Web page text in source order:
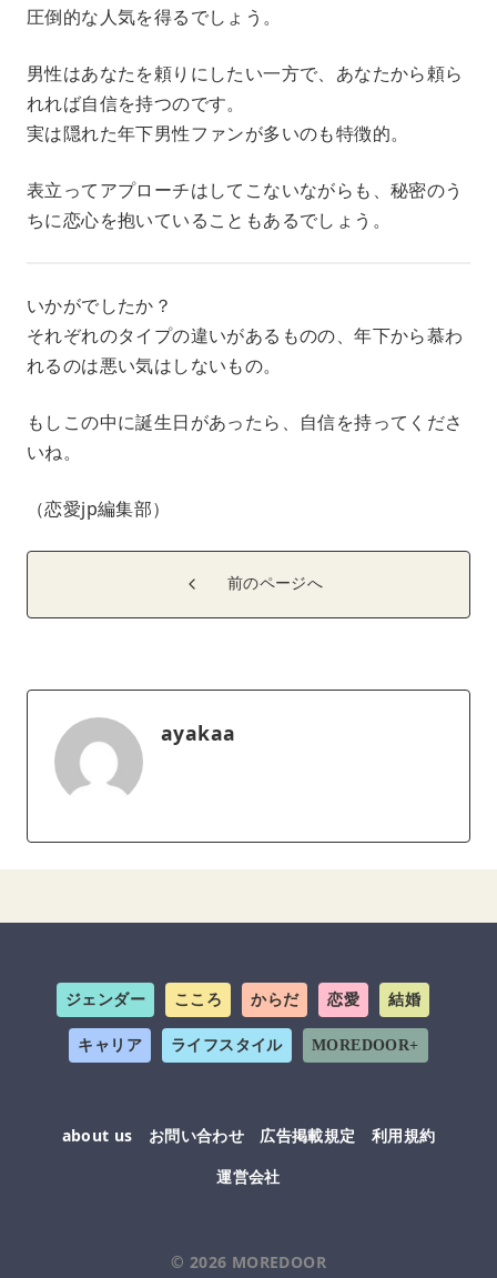
圧倒的な人気を得るでしょう。
男性はあなたを頼りにしたい一方で、あなたから頼ら
れれば自信を持つのです。
実は隠れた年下男性ファンが多いのも特徴的。
表立ってアプローチはしてこないながらも、秘密のう
ちに恋心を抱いていることもあるでしょう。
いかがでしたか？
それぞれのタイプの違いがあるものの、年下から慕わ
れるのは悪い気はしないもの。
もしこの中に誕生日があったら、自信を持ってくださ
いね。
（恋愛jp編集部）
前のページへ
ayakaa
ジェンダー こころ からだ 恋愛 結婚
キャリア ライフスタイル MOREDOOR+
about us お問い合わせ 広告掲載規定
利用規約
運営会社
© 2026 MOREDOOR